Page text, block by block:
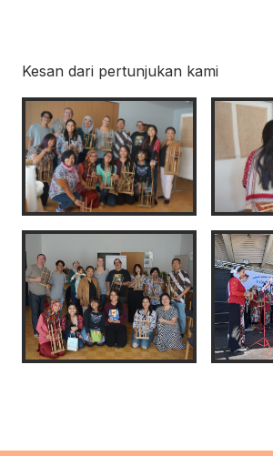
Kesan dari pertunjukan kami